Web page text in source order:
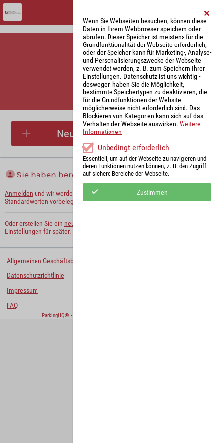
Parkplatzreservierung
Sie haben bereits ein Konto?
Anmelden und wir werden die notwendigen Informationen mit Ihren
Standardwerten vorbelegen.
Oder erstellen Sie ein neues Benutzerkonto
Einstellungen für später.
Neue Parkplatzreservierung
Allgemeinen Geschäftsbedingungen
Datenschutzrichtlinie
Impressum
FAQ
ParkingHQ® - eine Lösung von
Wenn Sie Webseiten besuchen, können diese
Daten in Ihrem Webbrowser speichern oder
abrufen. Dieser Speicher ist meistens für die
Grundfunktionalität der Webseite erforderlich,
oder der Speicher kann für Marketing-, Analyse-
und Personalisierungszwecke der Webseite
verwendet werden, z. B. zum Speichern Ihrer
Einstellungen. Datenschutz ist uns wichtig -
deswegen haben Sie die Möglichkeit,
bestimmte Speichertypen zu deaktivieren, die
für die Grundfunktionen der Website
möglicherweise nicht erforderlich sind. Das
Blockieren von Kategorien kann sich auf das
Verhalten der Webseite auswirken. Weitere
Informationen
Unbedingt erforderlich
Essentiell, um auf der Webseite zu navigieren und
deren Funktionen nutzen können, z. B. den Zugriff
auf sichere Bereiche der Webseite.
Zustimmen